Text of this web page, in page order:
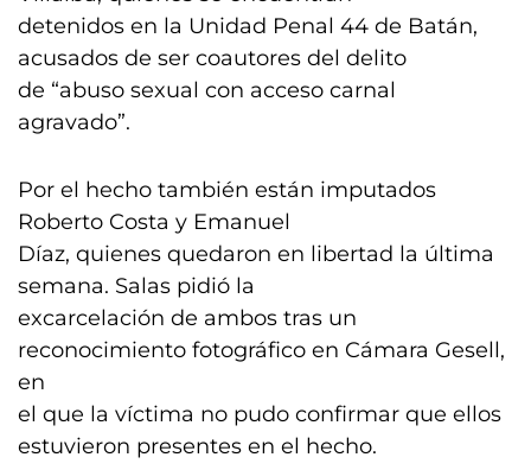
detenidos en la Unidad Penal 44 de Batán,
acusados de ser coautores del delito
de “abuso sexual con acceso carnal
agravado”.
Por el hecho también están imputados
Roberto Costa y Emanuel
Díaz, quienes quedaron en libertad la última
semana. Salas pidió la
excarcelación de ambos tras un
reconocimiento fotográfico en Cámara Gesell,
en
el que la víctima no pudo confirmar que ellos
estuvieron presentes en el hecho.